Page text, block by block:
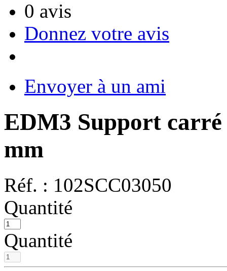
0 avis
Donnez votre avis
Envoyer à un ami
EDM3 Support carré
mm
Réf. : 102SCC03050
Quantité
Quantité